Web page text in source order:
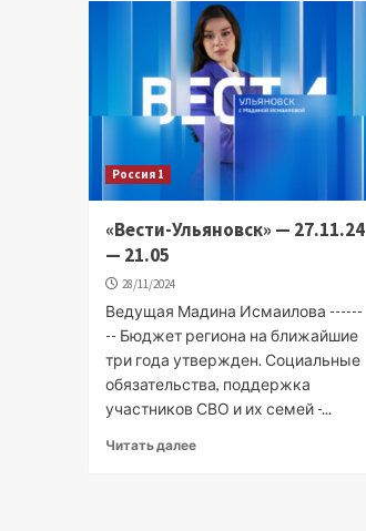
Россия 1
«Вести-Ульяновск» — 27.11.24
— 21.05
28/11/2024
Ведущая Мадина Исмаилова ------
-- Бюджет региона на ближайшие
три года утвержден. Социальные
обязательства, поддержка
участников СВО и их семей -...
Читать далее